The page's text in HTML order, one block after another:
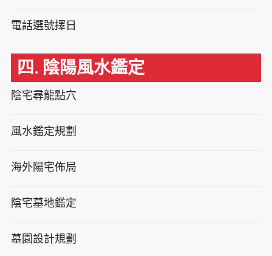
電話選號擇日
四. 陰陽風水鑑定
陰宅尋龍點穴
風水鑑定規劃
海外陽宅佈局
陰宅墓地鑑定
墓園設計規劃